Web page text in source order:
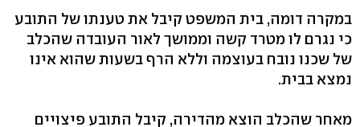
במקרה דומה, בית המשפט קיבל את טענתו של התובע
כי נגרם לו מטרד קשה וממושך לאור העובדה שהכלב
של שכנו נובח בעוצמה וללא הרף בשעות שהוא אינו
נמצא בבית.
מאחר שהכלב הוצא מהדירה, קיבל התובע פיצויים